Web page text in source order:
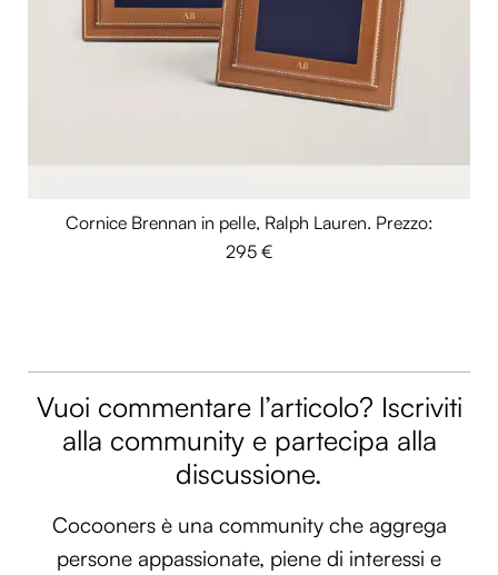
Cornice Brennan in pelle, Ralph Lauren. Prezzo:
295 €
Vuoi commentare l’articolo? Iscriviti
alla community e partecipa alla
discussione.
Cocooners è una community che aggrega
persone appassionate, piene di interessi e